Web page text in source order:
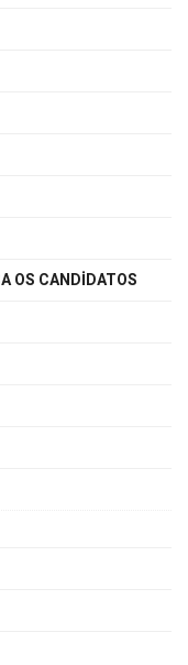
OS CANDIDATOS